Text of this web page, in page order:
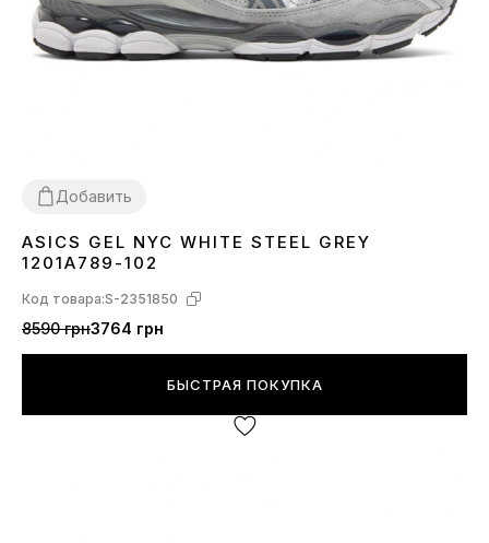
Добавить
36 37383940 41 4243 44 45
ASICS GEL NYC WHITE STEEL GREY
1201A789-102
Код товара:S-2351850
8590 грн3764 грн
БЫСТРАЯ ПОКУПКА